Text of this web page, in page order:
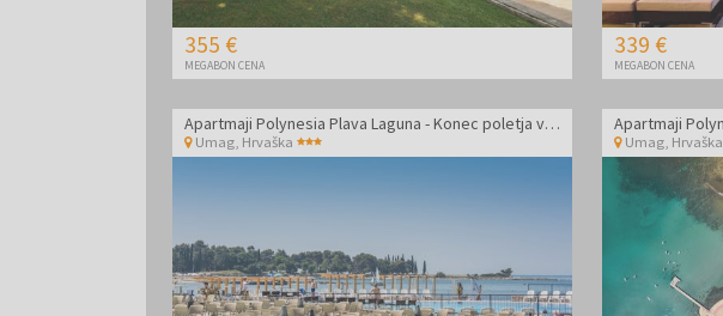
355 €
MEGABON CENA
339 €
MEGABON CENA
Apartmaji Polynesia Plava Laguna - Konec poletja v Istri s polpenzionom
Umag Hrvaška Umag, Hrvaška